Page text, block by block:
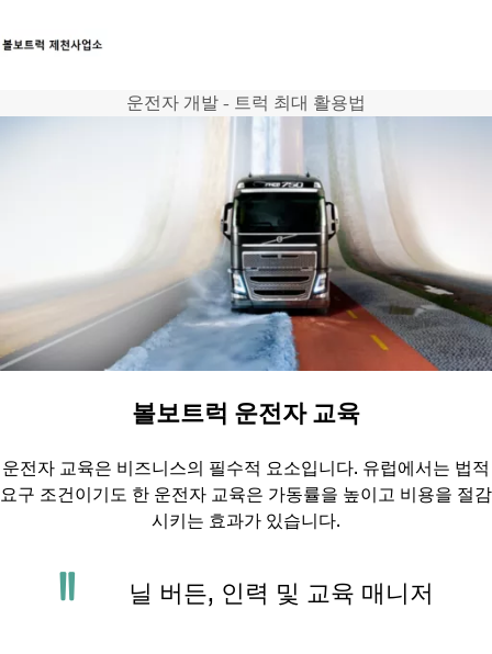
트럭
운전자 개발 - 트럭 최대 활용법
볼보트럭 운전자 교육
운전자 교육은 비즈니스의 필수적 요소입니다. 유럽에서는 법적
요구 조건이기도 한 운전자 교육은 가동률을 높이고 비용을 절감
시키는 효과가 있습니다.
닐 버든, 인력 및 교육 매니저